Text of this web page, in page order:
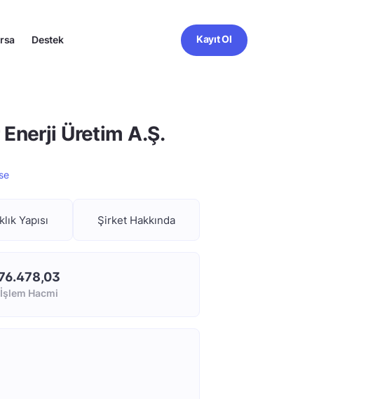
Destek Kayıt Ol
Üretim A.Ş.
Yapısı Şirket Hakkında
Hacmi